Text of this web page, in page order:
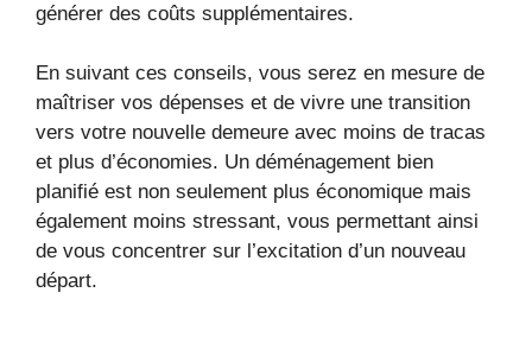
générer des coûts supplémentaires.
En suivant ces conseils, vous serez en mesure de
maîtriser vos dépenses et de vivre une transition
vers votre nouvelle demeure avec moins de tracas
et plus d’économies. Un déménagement bien
planifié est non seulement plus économique mais
également moins stressant, vous permettant ainsi
de vous concentrer sur l’excitation d’un nouveau
départ.